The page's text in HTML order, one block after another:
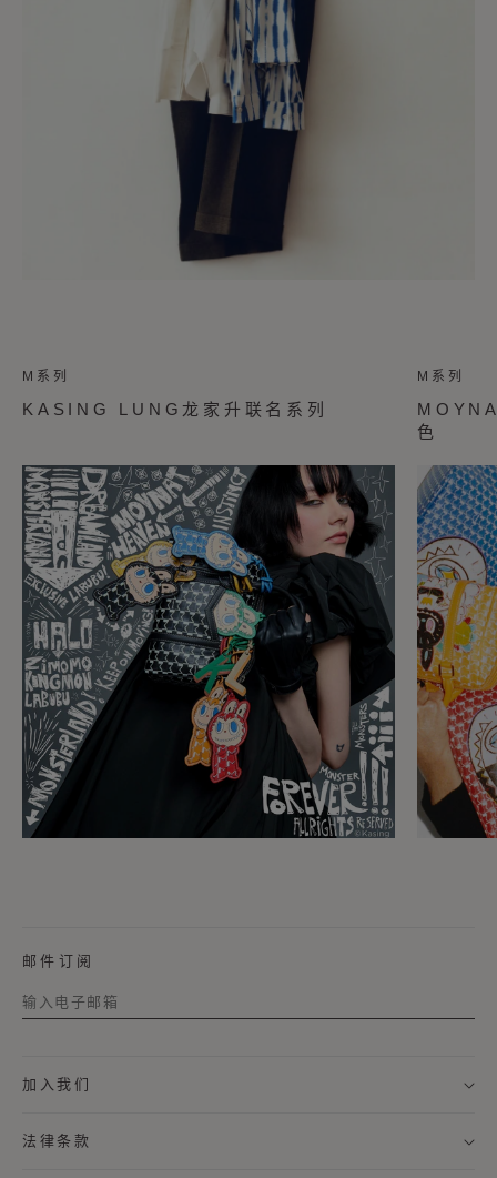
M系列
KASING LUNG龙家升联名系列
M系列
色
邮件订阅
加入我们
法律条款